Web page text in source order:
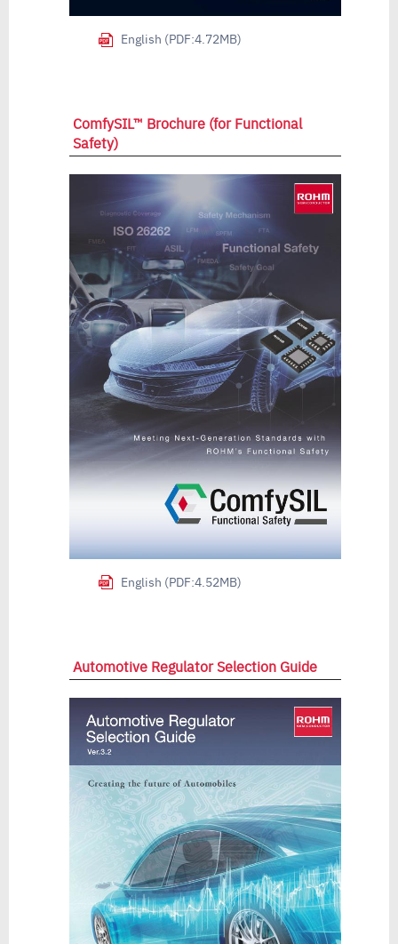
English (PDF:4.72MB)
ComfySIL™ Brochure (for Functional
Safety)
English (PDF:4.52MB)
Automotive Regulator Selection Guide